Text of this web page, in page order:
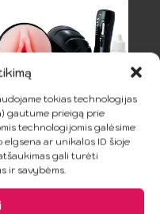
tokias technologijas
gautume prieigą prie
technologijomis galėsime
ar unikalūs ID šioje
gali turėti
ir savybėms.
– 7 Ritmų
Vagina
€